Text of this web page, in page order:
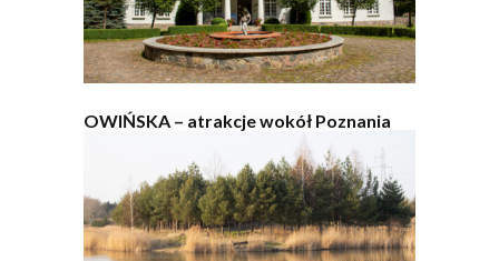
OWIŃSKA – atrakcje wokół Poznania